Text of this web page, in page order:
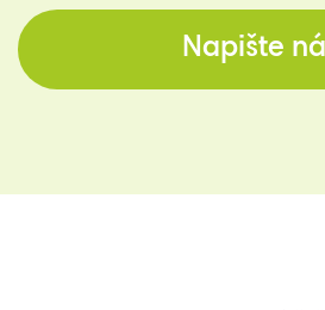
Napište